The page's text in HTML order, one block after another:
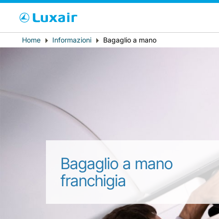
LuxairTours
Paese di residenza
Breadcrumb
Home Informazioni Bagaglio a mano
Bagaglio a mano
franchigia